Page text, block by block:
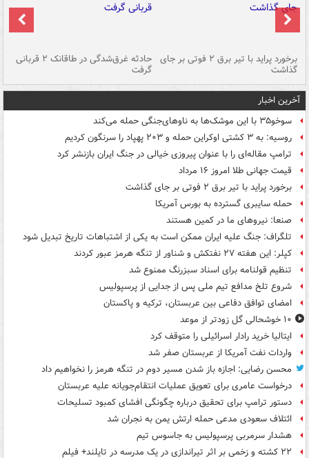
برخورد پراید با تیر برق ۲ فوتی بر جای
گذاشت
حادثه غرق‌شدگی در طاقانک ۲ قربانی
گرفت
آخرین اخبار
سوخو۳۵ با این موشک‌ها به ناوهای‌جنگی حمله می‌کند
روسیه: به ۳ کشتی اوکراین حمله و ۲۰۳ پهپاد را سرنگون کردیم
ترامپ مقاله‌ای را با عنوان پیروزی خیالی در جنگ ایران بازنشر کرد
قیمت جهانی طلا امروز ۱۶ مرداد
برخورد پراید با تیر برق ۲ فوتی بر جای گذاشت
حمله سایبری گسترده به بورس آمریکا
صنعا: نیروهای ما در کمین‌ هستند
تلگراف: جنگ علیه ایران ممکن است به یکی از اشتباهات تاریخ تبدیل شود
کپلر: این هفته ۲۷ نفتکش و شناور از تنگه هرمز عبور کردند
تنظیم قولنامه برای اسناد سبزرنگ ممنوع شد
شروع تلخ مدافع تیم ملی پس از جدایی از پرسپولیس
امضای توافق دفاعی بین عربستان، ترکیه و پاکستان
۱۰ خوشحالی گل زودتر از موعد
ایتالیا خرید رادار اسرائیلی را متوقف کرد
واردات نفت آمریکا از عربستان صفر شد
محسن رضایی: اجازه باز شدن مسیر دوم در تنگه هرمز را نخواهیم داد
درخواست عامری برای تعویق عملیات انتقام‌جویانه علیه عربستان
دستور ترامپ برای تحقیق درباره چگونگی افشای کمبود تسلیحات
ائتلاف سعودی مدعی حمله ارتش یمن به نجران شد
هشدار سرمربی پرسپولیس به جاسوس تیم
۲۲ کشته و زخمی بر اثر تیراندازی در یک مدرسه در تایلند+ فیلم